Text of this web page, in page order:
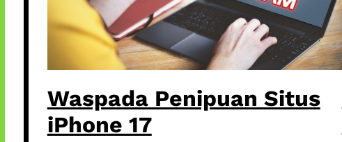
Waspada Penipuan Situs
iPhone 17